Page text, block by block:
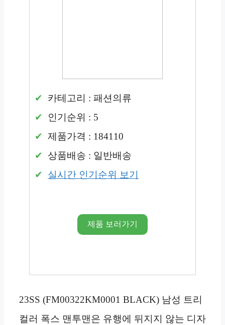
카테고리 : 패션의류
인기순위 : 5
제품가격 : 184110
상품배송 : 일반배송
실시간 인기순위 보기
제품 보러가기
23SS (FM00322KM0001 BLACK) 남성 트리
컬러 폭스 맨투맨은 유행에 뒤지지 않는 디자